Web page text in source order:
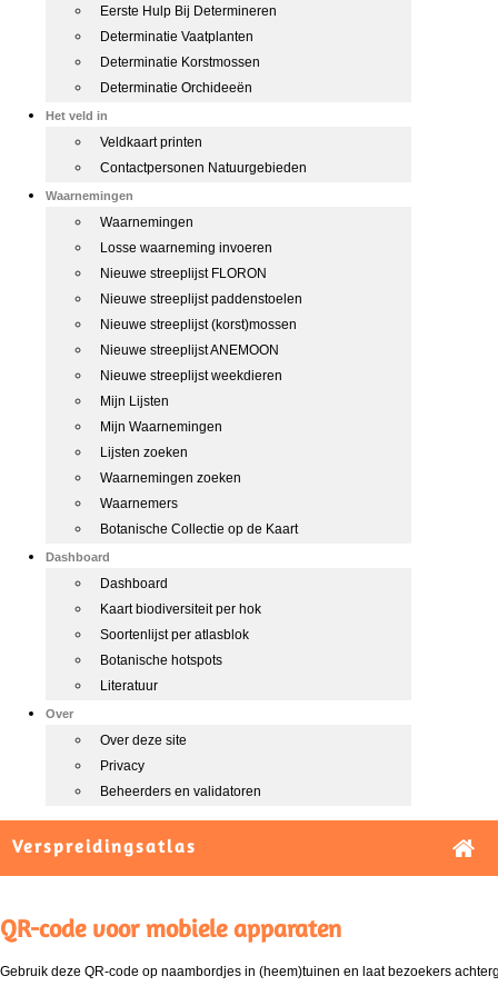
Eerste Hulp Bij Determineren
Determinatie Vaatplanten
Determinatie Korstmossen
Determinatie Orchideeën
Het veld in
Veldkaart printen
Contactpersonen Natuurgebieden
Waarnemingen
Waarnemingen
Losse waarneming invoeren
Nieuwe streeplijst FLORON
Nieuwe streeplijst paddenstoelen
Nieuwe streeplijst (korst)mossen
Nieuwe streeplijst ANEMOON
Nieuwe streeplijst weekdieren
Mijn Lijsten
Mijn Waarnemingen
Lijsten zoeken
Waarnemingen zoeken
Waarnemers
Botanische Collectie op de Kaart
Dashboard
Dashboard
Kaart biodiversiteit per hok
Soortenlijst per atlasblok
Botanische hotspots
Literatuur
Over
Over deze site
Privacy
Beheerders en validatoren
Verspreidingsatlas
QR-code voor mobiele apparaten
Gebruik deze QR-code op naambordjes in (heem)tuinen en laat bezoekers